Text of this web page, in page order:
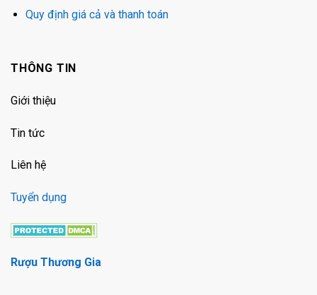
Quy định giá cả và thanh toán
THÔNG TIN
Giới thiệu
Tin tức
Liên hệ
Tuyển dụng
Rượu Thương Gia